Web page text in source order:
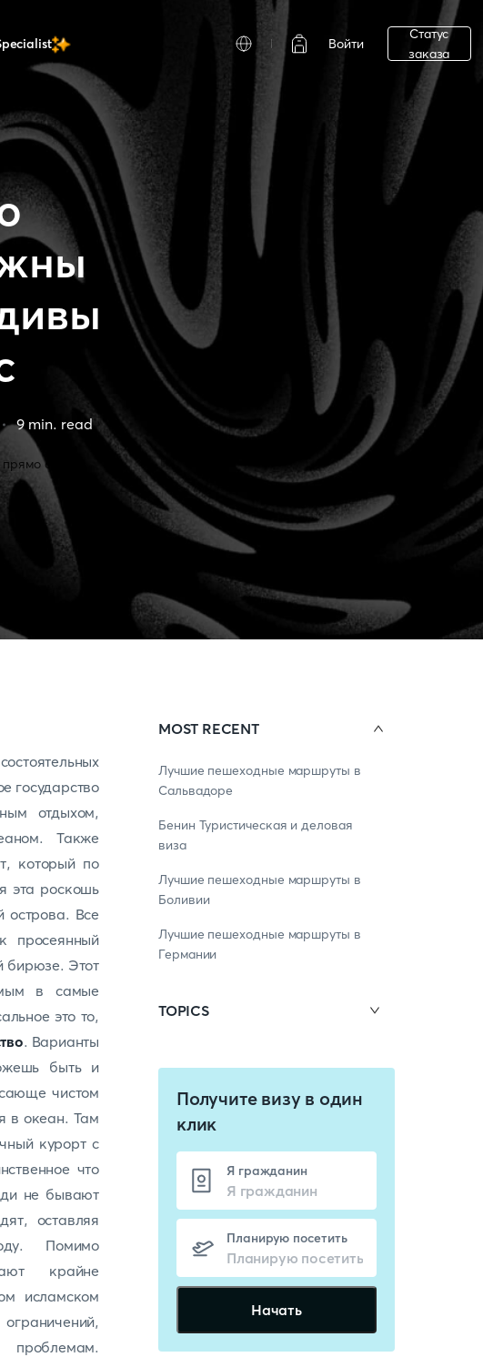
Войти
Статус
заказа
9 min. read
государство
отдыхом,
Также
который по
эта роскошь
острова. Все
просеянный
бирюзе. Этот
в самые
это то,
. Варианты
быть и
чистом
в океан. Там
курорт с
что
не бывают
оставляя
Помимо
крайне
исламском
MOST RECENT
Лучшие пешеходные маршруты в
Сальвадоре
Бенин Туристическая и деловая
виза
Лучшие пешеходные маршруты в
Боливии
Лучшие пешеходные маршруты в
Германии
TOPICS
Получите визу в один
клик
Я гражданин
Планирую посетить
Начать